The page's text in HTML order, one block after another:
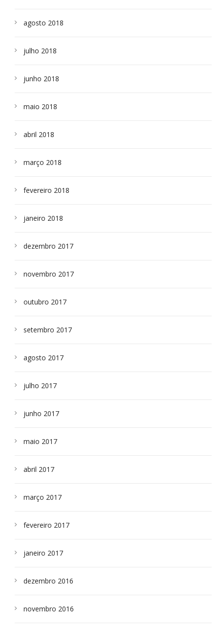
agosto 2018
julho 2018
junho 2018
maio 2018
abril 2018
março 2018
fevereiro 2018
janeiro 2018
dezembro 2017
novembro 2017
outubro 2017
setembro 2017
agosto 2017
julho 2017
junho 2017
maio 2017
abril 2017
março 2017
fevereiro 2017
janeiro 2017
dezembro 2016
novembro 2016